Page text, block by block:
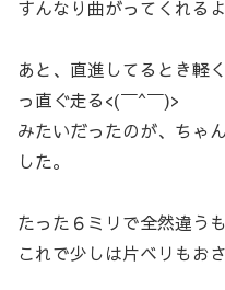
すんなり曲がってくれる
あと、直進してるとき
っ直ぐ走る<(￣^￣)>
みたいだったのが、ちゃ
した。
たった６ミリで全然違う
これで少しは片ベリもお